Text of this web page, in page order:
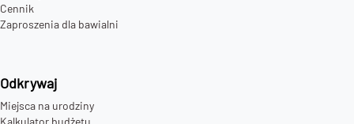
Cennik
Zaproszenia dla bawialni
Odkrywaj
Miejsca na urodziny
Kalkulator budżetu